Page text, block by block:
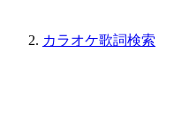
カラオケ歌詞検索